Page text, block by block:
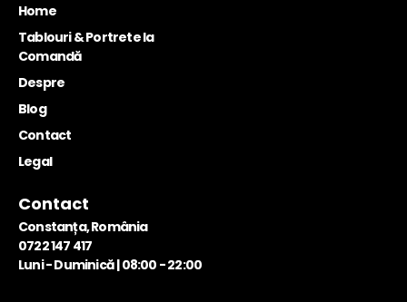
Home
Tablouri & Portrete la
Comandă
Despre
Blog
Contact
Legal
Contact
Constanța, România
0722 147 417
Luni - Duminică | 08:00 - 22:00